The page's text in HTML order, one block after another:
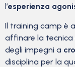
l’esperienza
Il training camp è
affinare la tecnica
degli impegni a
disciplina per la